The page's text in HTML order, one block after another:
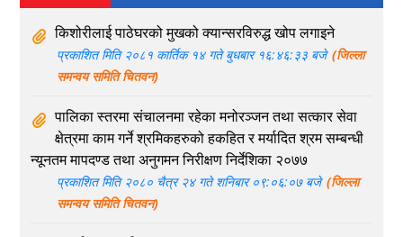
सुचना तथा
समाचार
बोर्ड
बैठकका
निर्णयहरु
बजेट तथा
कार्यक्रम
जिल्ला
दररेट
प्रकाशित मिति २०८१ कार्तिक १४ गते बुधबार १६:४६:३३ बजे(जिल्ला
समन्वय समिति चितवन)
पालिका स्तरमा संचालनमा रहेका मनोरञ्जन तथा सत्कार सेवा
क्षेत्रमा काम गर्ने श्रमिकहरुको हकहित र मर्यादित श्रम सम्बन्धी